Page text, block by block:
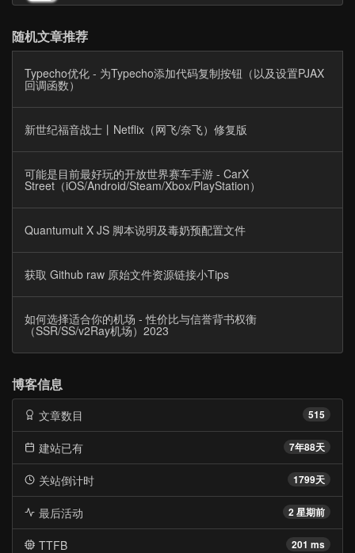
随机文章推荐
Typecho优化 - 为Typecho添加代码复制按钮（以及设置PJAX
回调函数）
新世纪福音战士丨Netflix（网飞/奈飞）修复版
可能是目前最好玩的开放世界赛车手游 - CarX
Street（iOS/Android/Steam/Xbox/PlayStation）
Quantumult X JS 脚本说明及毒奶预配置文件
获取 Github raw 原始文件资源链接小Tips
如何选择适合你的机场 - 性价比与信誉背书权衡
（SSR/SS/v2Ray机场）2023
博客信息
515
文章数目
7年88天
建站已有
1799天
关站倒计时
2 星期前
最后活动
201 ms
TTFB